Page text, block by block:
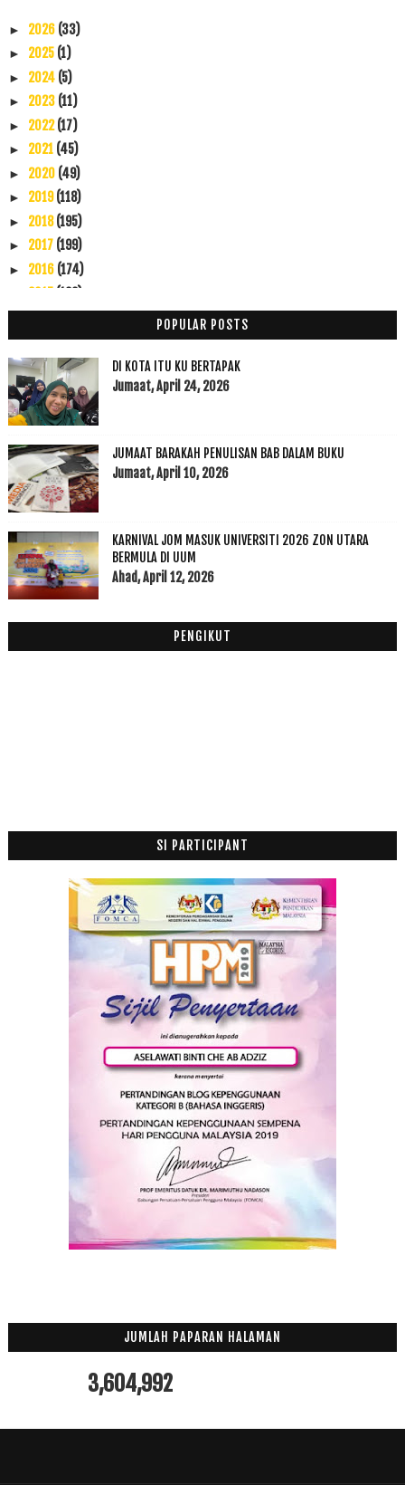
► 2026 (33)
► 2025 (1)
► 2024 (5)
► 2023 (11)
► 2022(17)
► 2021 (45)
► 2020 (49)
► 2019(118)
► 2018(195)
► 2017 (199)
► 2016 (174)
2015 (199)
►Disember(60)
►November(49)
►Oktober(14)
►September (6)
▼Ogos(6)
Cempedak Goreng
Kapal tangki MT Jaoquim dipercayai hilang
Adik Zara Demam Mengejut
Liku-liku Perjalanan
Kisah Disebalik Trailer Jwanita
►Julai(5)
►April(7)
►
POPULAR POSTS
DI KOTA ITU KU BERTAPAK
Jumaat, April 24, 2026
JUMAAT BARAKAH PENULISAN BAB DALAM BUKU
Jumaat, April 10, 2026
KARNIVAL JOM MASUK UNIVERSITI 2026 ZON UTARA
BERMULA DI UUM
Ahad, April 12, 2026
PENGIKUT
SI PARTICIPANT
JUMLAH PAPARAN HALAMAN
3,604,992